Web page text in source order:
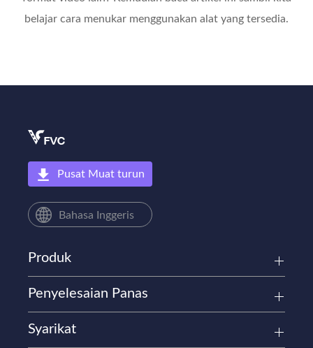
belajar cara menukar menggunakan alat yang tersedia.
Pusat Muat turun
Bahasa Inggeris
Produk
Penyelesaian Panas
Syarikat